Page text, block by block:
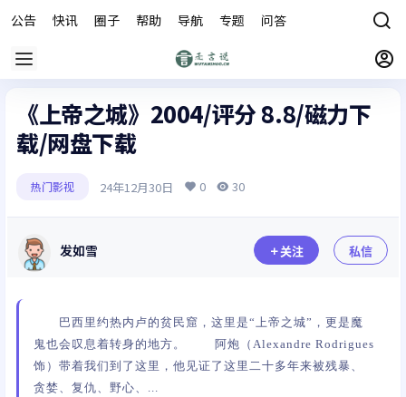
公告 快讯 圈子 帮助 导航 专题 问答
《上帝之城》2004/评分 8.8/磁力下
载/网盘下载
热门影视 24年12月30日 0 30
发如雪 关注 私信
巴西里约热内卢的贫民窟，这里是“上帝之城”，更是魔
鬼也会叹息着转身的地方。 阿炮（Alexandre Rodrigues
饰）带着我们到了这里，他见证了这里二十多年来被残暴、
贪婪、复仇、野心、...